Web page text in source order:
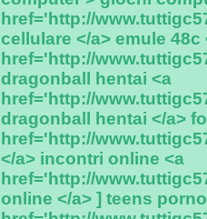
href='http://
cellulare </a> emule 48c
href='http://
dragonball hentai <a
href='http://
dragonball hentai </a>
href='http://
</a> incontri online <a
href='http://
online </a> ] teens